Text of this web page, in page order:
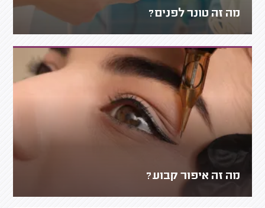
מה זה טונר לפנים?
מה זה איפור קבוע?